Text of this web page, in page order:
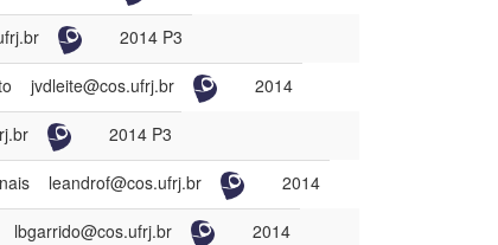
2014 P3
jvdleite@cos.ufrj.br 2014
2014 P3
leandrof@cos.ufrj.br 2014
lbgarrido@cos.ufrj.br 2014